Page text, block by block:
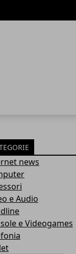
news
e Audio
e Videogames